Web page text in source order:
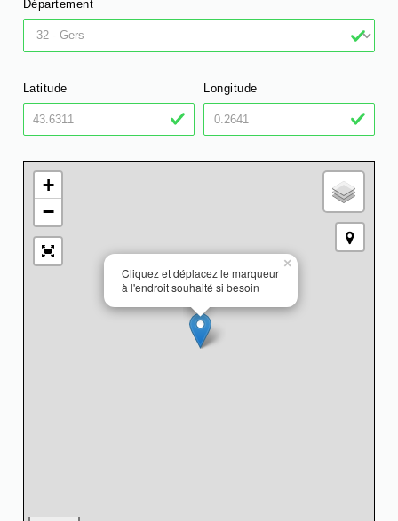
Département
Latitude Longitude
Cliquez et déplacez le marqueur
à l'endroit souhaité si besoin
×
+
−